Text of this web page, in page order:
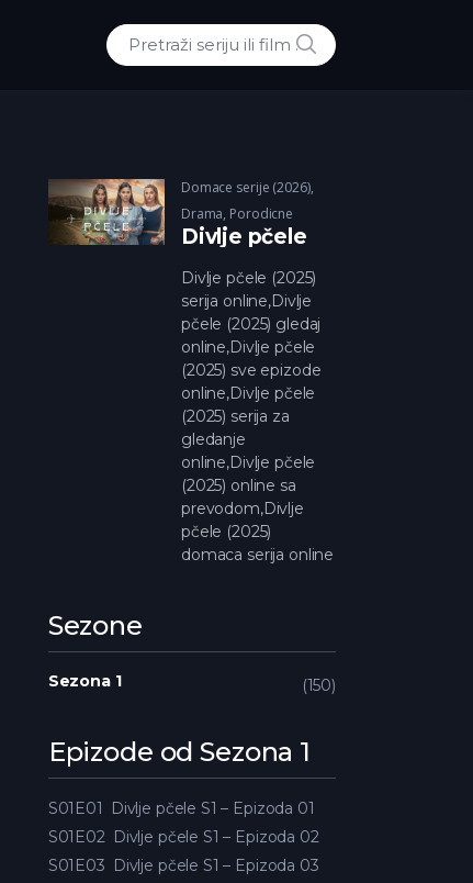
Traži:
POTRAZI
Domace serije (2026),
Drama, Porodicne
Divlje pčele
Divlje pčele (2025)
serija online,Divlje
pčele (2025) gledaj
online,Divlje pčele
(2025) sve epizode
online,Divlje pčele
(2025) serija za
gledanje
online,Divlje pčele
(2025) online sa
prevodom,Divlje
pčele (2025)
domaca serija online
Sezone
Sezona 1 150
Epizode od Sezona 1
S01E01
Divlje pčele S1 – Epizoda 01
S01E02 Divlje pčele S1 – Epizoda 02
S01E03 Divlje pčele S1 – Epizoda 03